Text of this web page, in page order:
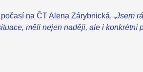
na ČT Alena Zárybnická. „Jsem
měli nejen naději, ale i konkrétní